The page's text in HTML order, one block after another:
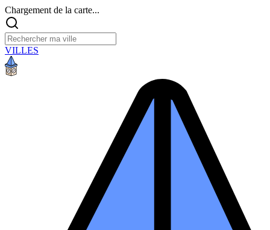
Chargement de la carte...
VILLES